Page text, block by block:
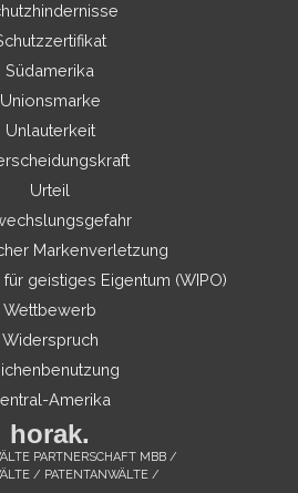
Südamerika
Unionsmarke
Unlauterkeit
Urteil
Markenverletzung
geistiges Eigentum (WIPO)
Wettbewerb
Widerspruch
Amerika
horak.
PARTNERSCHAFT MBB /
/ PATENTANWÄLTE /